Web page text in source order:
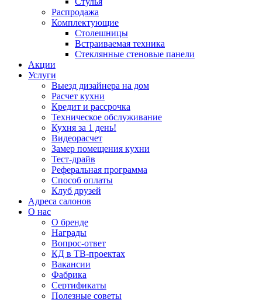
Распродажа
Комплектующие
Столешницы
Встраиваемая техника
Стеклянные стеновые панели
Акции
Услуги
Выезд дизайнера на дом
Расчет кухни
Кредит и рассрочка
Техническое обслуживание
Кухня за 1 день!
Видеорасчет
Замер помещения кухни
Тест-драйв
Реферальная программа
Способ оплаты
Клуб друзей
Адреса салонов
О нас
О бренде
Награды
Вопрос-ответ
КД в ТВ-проектах
Вакансии
Фабрика
Сертификаты
Полезные советы